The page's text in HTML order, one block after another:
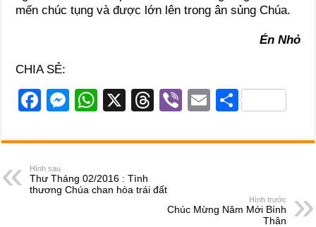
mến chúc tụng và được lớn lên trong ân sủng Chúa.
Én Nhỏ
CHIA SẺ:
F
c
e
b
M
ss
n
W
at
A
X
T
e
d
Vi
er
E
ail
S
ar
Hình sau
Thư Tháng 02/2016 : Tình
thương Chúa chan hòa trái đất
Hình trước
Chúc Mừng Năm Mới Bính
Thân